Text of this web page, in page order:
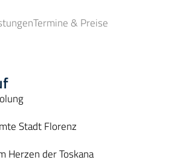
Termine & Preise
Stadt Florenz
Herzen der Toskana